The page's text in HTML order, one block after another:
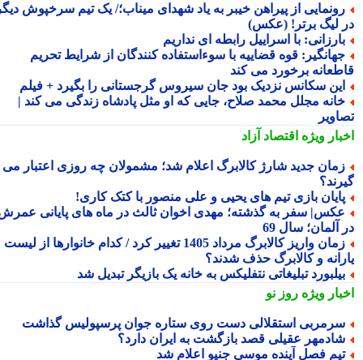
از پیراهن خیبر به یاد شهدای میناب؛/ یک تیم سرخپوش دیگر
لیگ برتر! (عکس)
با اسراییل رابطه ای نداریم
قوه قضاییه با سوءاستفاده کنندگان از شرایط تحریم
برخورد می کند
سکانس نزدیک بود جان سیروس گرجستانی را بگیرد + فیلم
مجلل محمد صلاح، جایی که او مثل پادشاه زندگی می کند |
ویژهاقتصاد آزاد
جدید شارژ کالابرگ اعلام شد؛ مشمولان چه روزی اعتبار می
بازی تیم های یحیی و علی منصور با کتک کاری!
سفر به گذشته؛ مهدی اخوان ثالث در ماه های پایانی عمرش
آلمان؛ سال 69
زمان واریز کالابرگ مرداد 1405 تغییر کرد / کدام خانوارها از لیست
و کالابرگ حذف شدند؟
تبلیغاتی نتفلیکس به خانه یک بازیگر تبدیل شد
ویژهروز نو
استقلالی دست روی ستاره جوان پرسپولیس گذاشت
عقیلی قصد بازگشت به ایران دارد؟
فصل آینده موسی جنپو اعلام شد